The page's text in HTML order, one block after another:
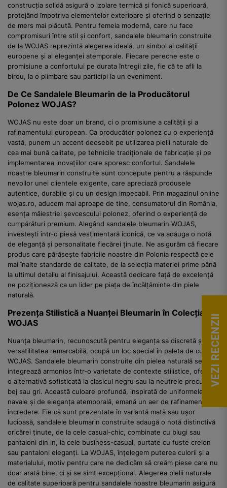
construcția solidă asigură o izolare termică și fonică superioară,
protejând împotriva elementelor exterioare și oferind o senzație
de mers mai plăcută. Pentru femeia modernă, care nu face
compromisuri între stil și confort, sandalele bleumarin construite
de la WOJAS reprezintă alegerea ideală, un simbol al calității
europene și al eleganței atemporale. Fiecare pereche este o
promisiune a confortului pe durata întregii zile, fie că te afli la
birou, la o plimbare sau participi la un eveniment.
De Ce Sandalele Bleumarin de la Producătorul
Polonez WOJAS?
WOJAS nu este doar un brand, ci o promisiune a calității și a
rafinamentului european. Ca producător polonez cu o experiență
vastă, punem un accent deosebit pe utilizarea pielii naturale de
cea mai bună calitate, pe tehnicile tradiționale de fabricație și pe
implementarea inovațiilor care sporesc confortul. Sandalele
noastre bleumarin construite sunt concepute pentru a răspunde
nevoilor unei clientele exigente, care apreciază produsele
autentice, durabile și cu un design impecabil. Prin magazinul online
wojas.ro, aducem mai aproape de tine, consumatorul din România,
esența măiestriei șevcescului polonez, oferind o experiență de
cumpărături premium. Alegând sandalele bleumarin WOJAS,
investești într-o piesă vestimentară iconică, ce va adăuga o notă
de eleganță și personalitate fiecărei ținute. Ne asigurăm că fiecare
produs care părăsește fabricile noastre din Polonia respectă cele
mai înalte standarde de calitate, de la selecția materiei prime până
la ultimul detaliu al finisajului. Această dedicare față de excelență
ne poziționează ca un lider pe piața de încălțăminte din piele
naturală.
Prezența Stilistică a Nuanței Bleumarin în Colecția
WOJAS
Nuanța bleumarin, recunoscută pentru eleganța sa discretă și
versatilitatea remarcabilă, ocupă un loc special în paleta de culori
WOJAS. Sandalele bleumarin construite din pielea naturală se
integrează armonios într-o varietate de contexte stilistice, oferind
o alternativă sofisticată la clasicul negru sau la neutrele precum
bej sau gri. Această culoare profundă, inspirată de uniformele
navale și de eleganța atemporală, emană un aer de rafinament și
încredere. Fie că sunt prezentate în variantă mată sau ușor
lucioasă, sandalele bleumarin construite adaugă o notă distinctivă
oricărei ținute, de la cele casual-chic, combinate cu blugi sau
pantaloni din in, la cele business-casual, purtate cu fuste creion
sau pantaloni eleganți. La WOJAS, înțelegem puterea culorii și a
materialului, motiv pentru care ne dedicăm să creăm piese care nu
doar arată bine, ci și se simt excepțional. Alegerea pielii naturale
de calitate superioară pentru sandalele noastre bleumarin asigură
VEZI RECENZII